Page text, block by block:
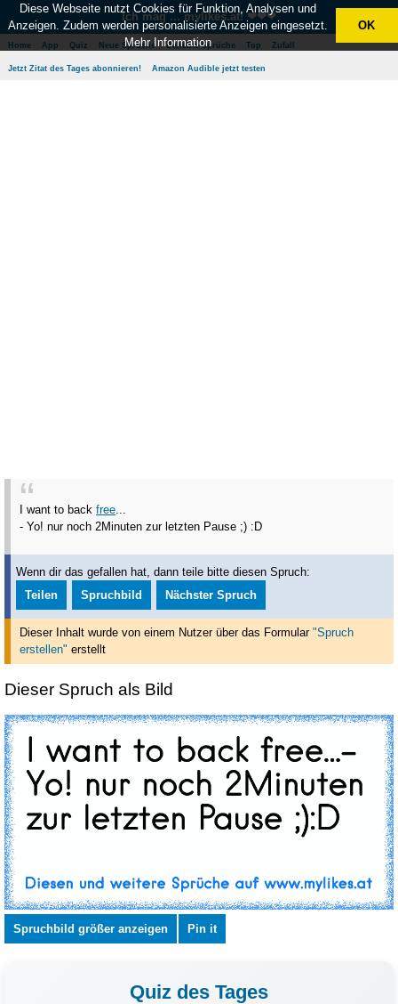
Ich mag ... mylikes.at! ❤❤❤
Home App Quiz Neue Sprüche Beliebte Sprüche Top Zufall
Jetzt Zitat des Tages abonnieren! Amazon Audible jetzt testen
I want to back free...
- Yo! nur noch 2Minuten zur letzten Pause ;) :D
Wenn dir das gefallen hat, dann teile bitte diesen Spruch:
Teilen
Spruchbild Nächster Spruch
Dieser Inhalt wurde von einem Nutzer über das Formular "Spruch
erstellen" erstellt
Dieser Spruch als Bild
Spruchbild größer anzeigen Pin it
Quiz des Tages
Diese Webseite nutzt Cookies für Funktion, Analysen und
Anzeigen. Zudem werden personalisierte Anzeigen eingesetzt.
Mehr Information
OK